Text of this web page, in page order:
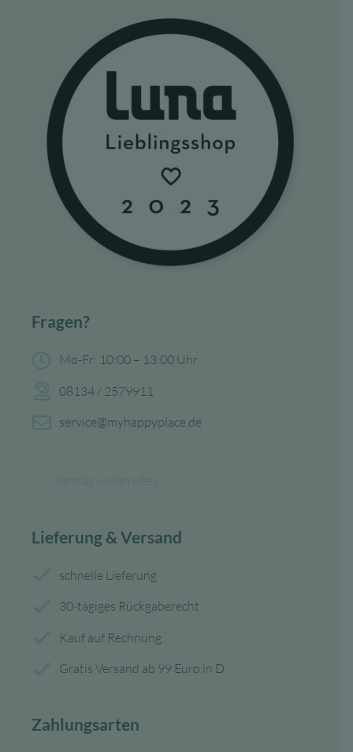
Fragen?
Mo-Fr: 10:00 – 13:00 Uhr
08134 / 2579911
service@myhappyplace.de
Lieferung & Versand
schnelle Lieferung
30-tägiges Rückgaberecht
Kauf auf Rechnung
Gratis Versand ab 99 Euro in D
Zahlungsarten